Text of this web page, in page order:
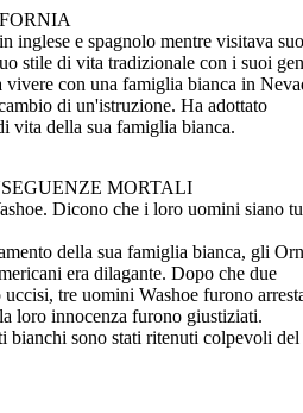
inglese e spagnolo mentre visitava suo
stile di vita tradizionale con i suoi
con una famiglia bianca in
di un'istruzione. Ha adottato
vita della sua famiglia bianca.
MORTALI
Dicono che i loro uomini siano
della sua famiglia bianca, gli
era dilagante. Dopo che due
tre uomini Washoe furono
loro innocenza furono giustiziati.
bianchi sono stati ritenuti colpevoli del